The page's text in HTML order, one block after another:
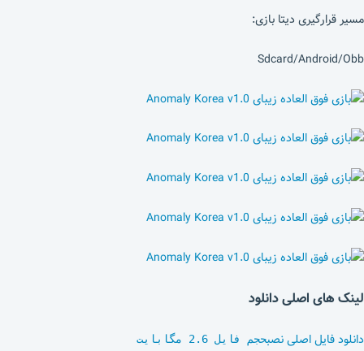
مسیر قرارگیری دیتا بازی:
Sdcard/Android/Obb
لینک های اصلی دانلود
دانلود فایل اصلی نصبحجم فایل 2.6 مگابایت